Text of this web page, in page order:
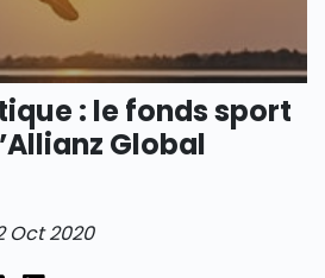
: le fonds sport
Global
Oct 2020